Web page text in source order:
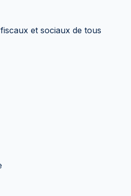
et sociaux de tous